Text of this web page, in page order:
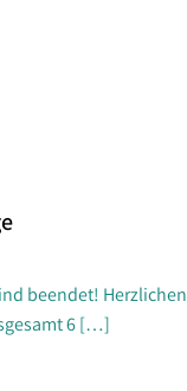
beendet! Herzlichen
6 […]